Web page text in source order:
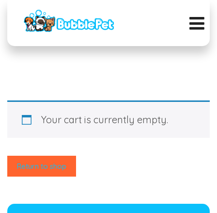
Your cart is currently empty.
Return to shop